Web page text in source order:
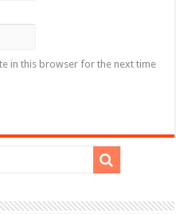
in this browser for the next time